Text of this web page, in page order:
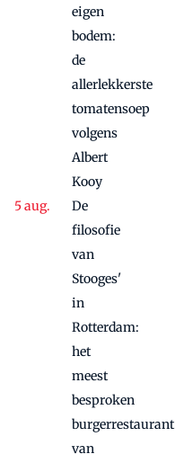
panden, één
concept,
twee sferen
eigen
bodem:
de
allerlekkerste
tomatensoep
volgens
Albert
Kooy
De
filosofie
van
Stooges'
in
Rotterdam:
het
meest
besproken
burgerrestaurant
van